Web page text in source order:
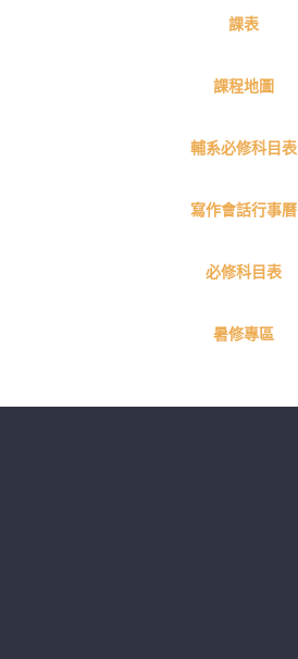
課表
課程地圖
輔系必修科目表
寫作會話行事曆
必修科目表
暑修專區